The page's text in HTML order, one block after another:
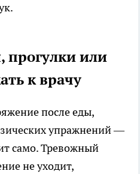
прогулки или
к врачу
после еды,
упражнений —
само. Тревожный
не уходит,